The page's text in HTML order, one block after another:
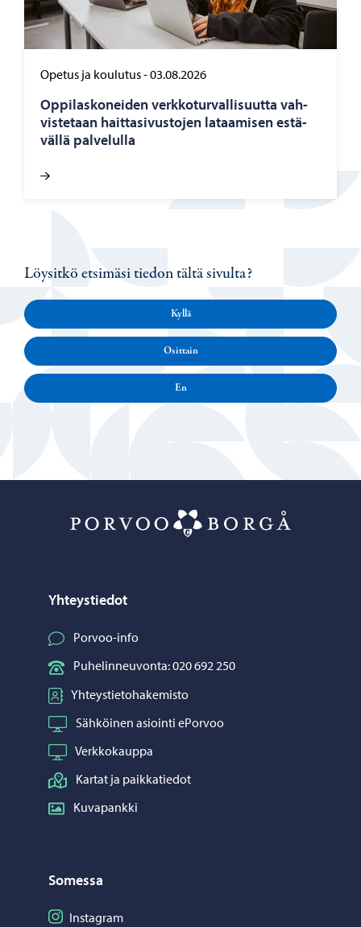
Opetus ja koulutus-03.08.2026
Op­pi­las­ko­nei­den verk­ko­tur­val­li­suut­ta vah­
vis­te­taan hait­ta­si­vus­to­jen la­taa­mi­sen es­tä­
väl­lä pal­ve­lul­la
Löysitkö etsimäsi tiedon tältä sivulta?
Kyllä
Osittain
En
Yhteystiedot
Porvoo-info
Puhelinneuvonta: 020 692 250
Yhteystietohakemisto
Sähköinen asiointi ePorvoo
Verkkokauppa
Kartat ja paikkatiedot
Kuvapankki
Somessa
Seuraa Instagram
Instagram